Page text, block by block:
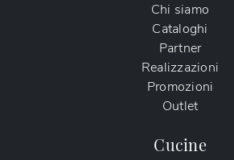
Chi siamo
Cataloghi
Partner
Realizzazioni
Promozioni
Outlet
Cucine